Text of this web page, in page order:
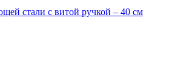
стали с витой ручкой – 40 см